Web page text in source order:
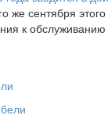
же сентября
к